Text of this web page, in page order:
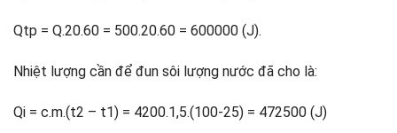
Qtp = Q.20.60 = 500.20.60 = 600000 (J).
Nhiệt lượng cần để đun sôi lượng nước đã cho là:
Qi = c.m.(t2 – t1) = 4200.1,5.(100-25) = 472500 (J)